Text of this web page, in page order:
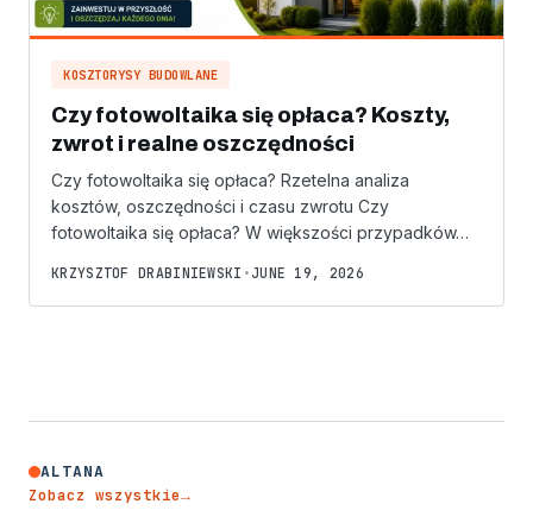
KOSZTORYSY BUDOWLANE
Czy fotowoltaika się opłaca? Koszty,
zwrot i realne oszczędności
Czy fotowoltaika się opłaca? Rzetelna analiza
kosztów, oszczędności i czasu zwrotu Czy
fotowoltaika się opłaca? W większości przypadków…
KRZYSZTOF DRABINIEWSKI • JUNE 19, 2026
ALTANA
Zobacz wszystkie→